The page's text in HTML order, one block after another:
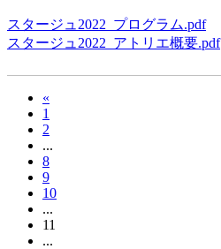
スタージュ2022_プログラム.pdf
スタージュ2022_アトリエ概要.pdf
«
1
2
...
8
9
10
...
11
...